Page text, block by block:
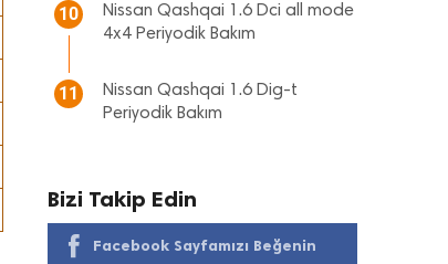
10
Nissan Qashqai 1.6 Dci all mode
4x4 Periyodik Bakım
11
Nissan Qashqai 1.6 Dig-t
Periyodik Bakım
Bizi Takip Edin
Facebook Sayfamızı Beğenin